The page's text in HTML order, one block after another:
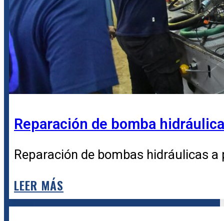
Reparación de bomba
Reparación de bombas hidráulicas
LEER MÁS